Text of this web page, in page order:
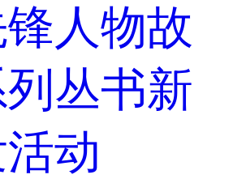
人物故
丛书新
动